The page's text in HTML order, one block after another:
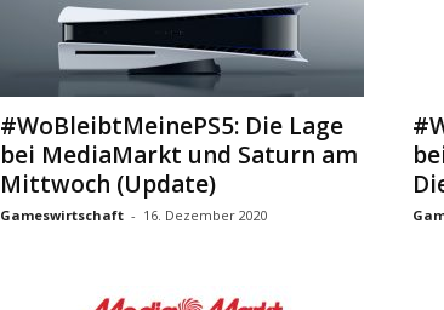
#WoBleibtMeinePS5: Die Lage
bei MediaMarkt und Saturn am
Mittwoch (Update)
Gameswirtschaft - 16. Dezember 2020